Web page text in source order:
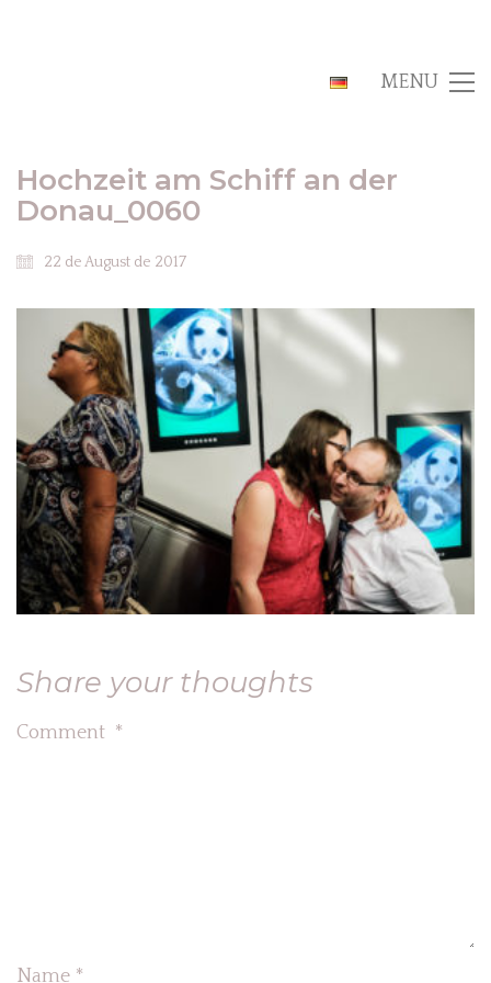
MENU
Hochzeit am Schiff an der
Donau_0060
22 de August de 2017
Share your thoughts
Comment *
Name *